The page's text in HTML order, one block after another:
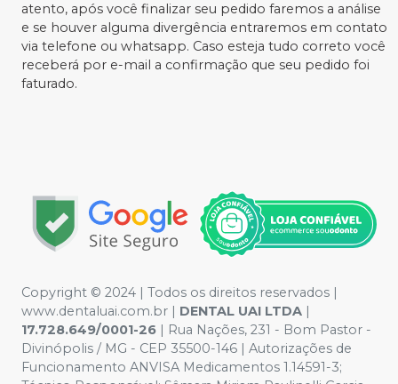
atento, após você finalizar seu pedido faremos a análise
e se houver alguma divergência entraremos em contato
via telefone ou whatsapp. Caso esteja tudo correto você
receberá por e-mail a confirmação que seu pedido foi
faturado.
Copyright © 2024 | Todos os direitos reservados |
www.dentaluai.com.br | DENTAL UAI LTDA |
17.728.649/0001-26 | Rua Nações, 231 - Bom Pastor -
Divinópolis / MG - CEP 35500-146 | Autorizações de
Funcionamento ANVISA Medicamentos 1.14591-3;